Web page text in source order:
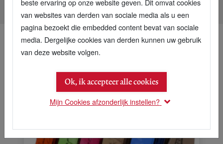
Biologische kunstenaarschocolade Charlemange
beste ervaring op onze website geven. Dit omvat cookies
van websites van derden van sociale media als u een
pagina bezoekt die embedded content bevat van sociale
media. Dergelijke cookies van derden kunnen uw gebruik
van deze website volgen.
Ok, ik accepteer alle cookies
Mijn Cookies afzonderlijk instellen?